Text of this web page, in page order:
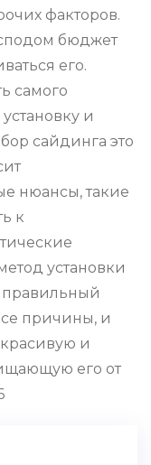
факторов.
бюджет
его.
самого
и
сайдинга это
нюансы, такие
к
установки
правильный
причины, и
и
его от